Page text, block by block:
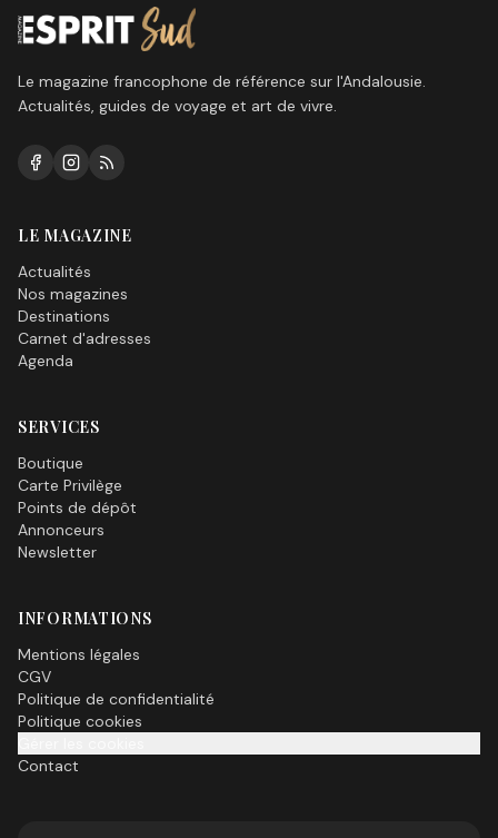
Le magazine francophone de référence sur l'Andalousie.
Actualités, guides de voyage et art de vivre.
LE MAGAZINE
Actualités
Nos magazines
Destinations
Carnet d'adresses
Agenda
SERVICES
Boutique
Carte Privilège
Points de dépôt
Annonceurs
Newsletter
INFORMATIONS
Mentions légales
CGV
Politique de confidentialité
Politique cookies
Contact